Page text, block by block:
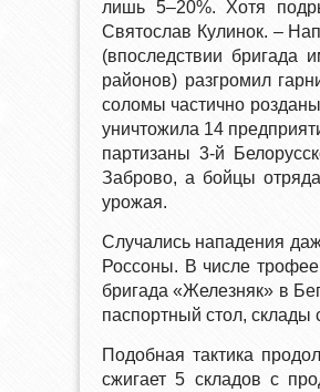
лишь 5–20%. Хотя
Святослав Кулинок. –
(впоследствии бригада
районов) разгромил
соломы частично
уничтожила 14
партизаны 3-й
Заброво, а бойцы
урожая.
Случались нападения
Россоны. В числе
бригада «Железняк» в
паспортный стол, склады
Подобная тактика
сжигает 5 складов с